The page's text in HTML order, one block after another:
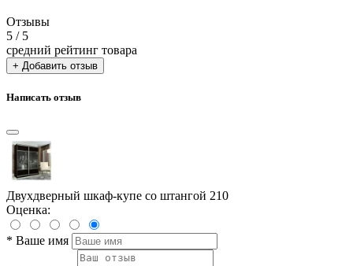
Отзывы
5 / 5
средний рейтинг товара
+ Добавить отзыв
Написать отзыв
Двухдверный шкаф-купе со штангой 210
Оценка:
* Ваше имя